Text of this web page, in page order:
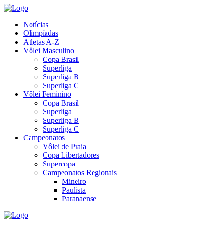
Notícias
Olimpíadas
Atletas A-Z
Vôlei Masculino
Copa Brasil
Superliga
Superliga B
Superliga C
Vôlei Feminino
Copa Brasil
Superliga
Superliga B
Superliga C
Campeonatos
Vôlei de Praia
Copa Libertadores
Supercopa
Campeonatos Regionais
Mineiro
Paulista
Paranaense